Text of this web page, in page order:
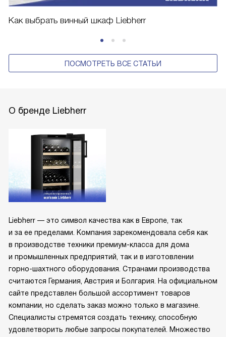
Как выбрать винный шкаф Liebherr
ПОСМОТРЕТЬ ВСЕ СТАТЬИ
О бренде Liebherr
Liebherr — это символ качества как в Европе, так
и за ее пределами. Компания зарекомендовала себя как
в производстве техники премиум-класса для дома
и промышленных предприятий, так и в изготовлении
горно-шахтного оборудования. Странами производства
считаются Германия, Австрия и Болгария. На официальном
сайте представлен большой ассортимент товаров
компании, но сделать заказ можно только в магазине.
Специалисты стремятся создать технику, способную
удовлетворить любые запросы покупателей. Множество